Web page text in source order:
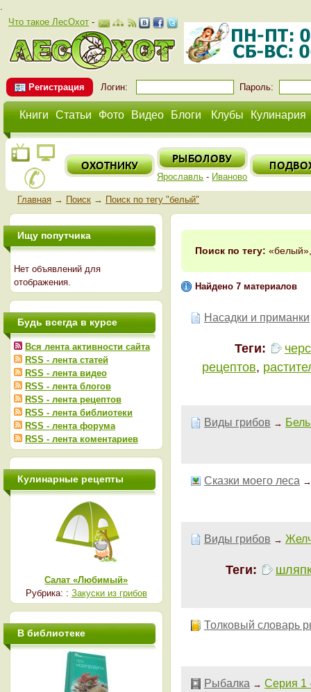
.
Что такое ЛесОхот-
Регистрация Логин: Пароль:
Книги Статьи Фото Видео Блоги Клубы Кулинария
Ярославль - Иваново
Главная→ Поиск→ Поиск по тегу "белый"
Поиск по тегу:
Найдено 7 материалов
Насадки и приманки
Теги:
рецептов,
Виды грибов →
Сказки моего леса
Виды грибов →
Теги:
Толковый словарь
Рыбалка→ Серия 1
Ищу попутчика
Нет объявлений для
отображения.
Будь всегда в курсе
Вся лента активности сайта
RSS - лента статей
RSS - лента видео
RSS - лента блогов
RSS - лента рецептов
RSS - лента библиотеки
RSS - лента форума
RSS - лента коментариев
Кулинарные рецепты
Салат «Любимый»
Рубрика: : Закуски из грибов
В библиотеке